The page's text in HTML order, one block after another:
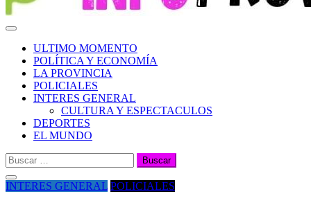
ULTIMO MOMENTO
POLÍTICA Y ECONOMÍA
LA PROVINCIA
POLICIALES
INTERES GENERAL
CULTURA Y ESPECTACULOS
DEPORTES
EL MUNDO
Buscar:
INTERES GENERAL POLICIALES